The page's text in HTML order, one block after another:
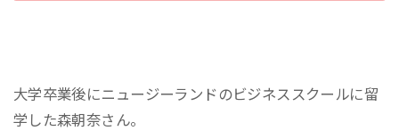
大学卒業後にニュージーランドのビジネススクールに留
学した森朝奈さん。